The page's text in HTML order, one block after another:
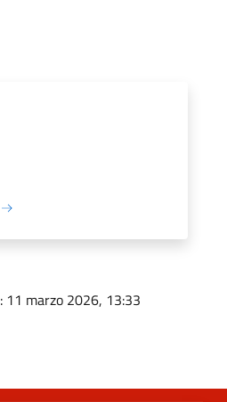
: 11 marzo 2026, 13:33